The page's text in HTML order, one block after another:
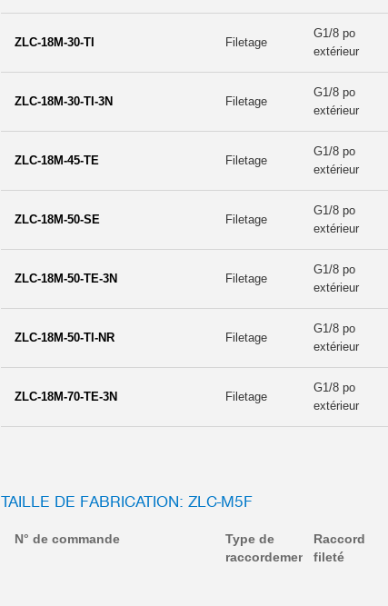
ZLC-18M-30-TI Filetage
G1/8 po
extérieur
ZLC-18M-30-TI-3N Filetage
G1/8 po
extérieur
ZLC-18M-45-TE Filetage
G1/8 po
extérieur
ZLC-18M-50-SE Filetage
G1/8 po
extérieur
ZLC-18M-50-TE-3N Filetage
G1/8 po
extérieur
ZLC-18M-50-TI-NR Filetage
G1/8 po
extérieur
ZLC-18M-70-TE-3N Filetage
G1/8 po
extérieur
TAILLE DE FABRICATION: ZLC-M5F
N° de commande
Type de
raccordement
Raccord
fileté